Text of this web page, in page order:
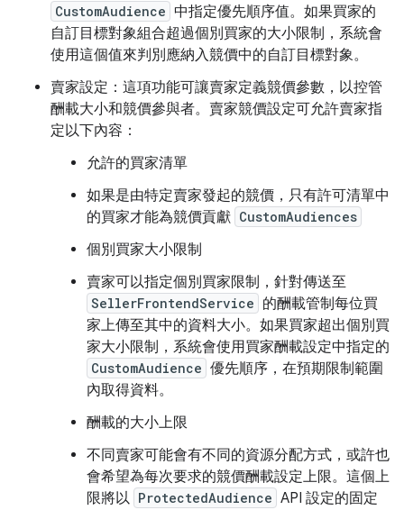
CustomAudience 中指定優先順序值。如果買家的
自訂目標對象組合超過個別買家的大小限制，系統會
使用這個值來判別應納入競價中的自訂目標對象。
賣家設定：這項功能可讓賣家定義競價參數，以控管
酬載大小和競價參與者。賣家競價設定可允許賣家指
定以下內容：
允許的買家清單
如果是由特定賣家發起的競價，只有許可清單中
的買家才能為競價貢獻 CustomAudiences
個別買家大小限制
賣家可以指定個別買家限制，針對傳送至
SellerFrontendService 的酬載管制每位買
家上傳至其中的資料大小。如果買家超出個別買
家大小限制，系統會使用買家酬載設定中指定的
CustomAudience 優先順序，在預期限制範圍
內取得資料。
酬載的大小上限
不同賣家可能會有不同的資源分配方式，或許也
會希望為每次要求的競價酬載設定上限。這個上
限將以 ProtectedAudience API 設定的固定